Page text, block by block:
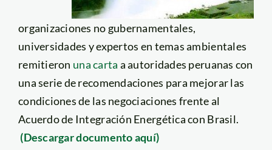
organizaciones no gubernamentales,
universidades y expertos en temas ambientales
remitieron una carta a autoridades peruanas con
una serie de recomendaciones para mejorar las
condiciones de las negociaciones frente al
Acuerdo de Integración Energética con Brasil.
(Descargar documento aquí)